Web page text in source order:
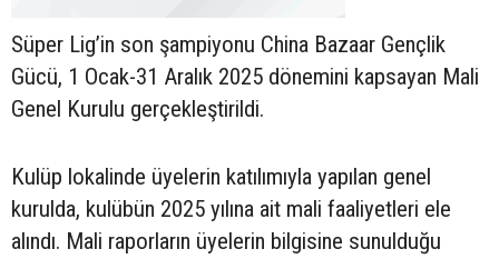
Süper Lig’in son şampiyonu China Bazaar Gençlik
Gücü, 1 Ocak-31 Aralık 2025 dönemini kapsayan Mali
Genel Kurulu gerçekleştirildi.
Kulüp lokalinde üyelerin katılımıyla yapılan genel
kurulda, kulübün 2025 yılına ait mali faaliyetleri ele
alındı. Mali raporların üyelerin bilgisine sunulduğu